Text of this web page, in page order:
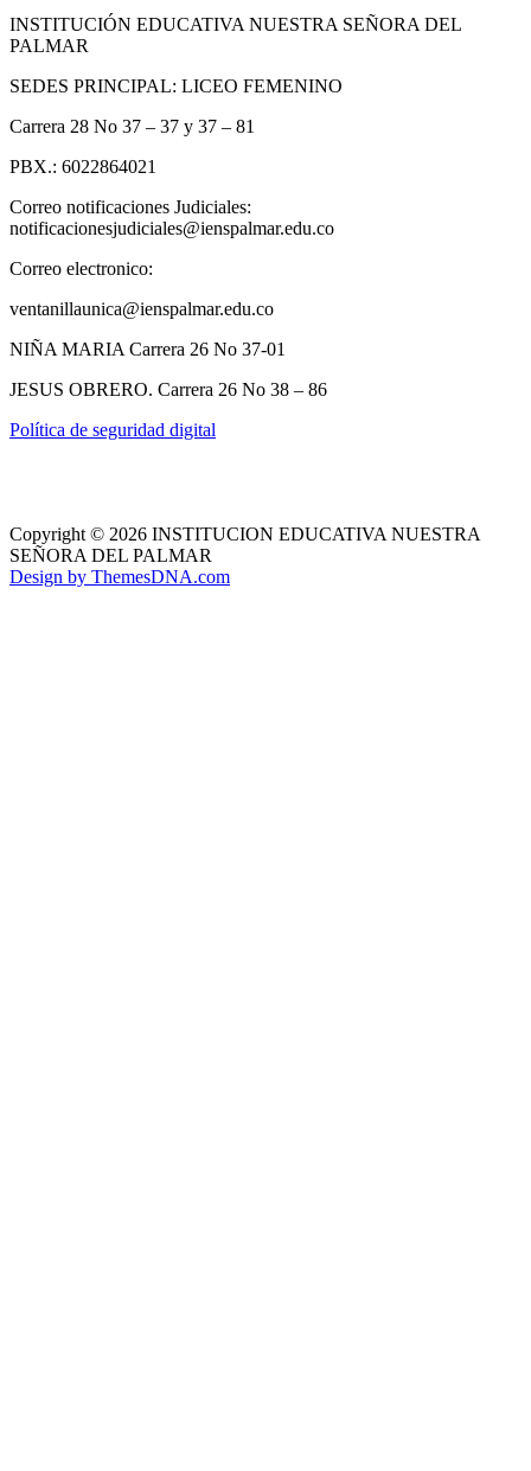
INSTITUCIÓN EDUCATIVA NUESTRA SEÑORA DEL
PALMAR
SEDES PRINCIPAL: LICEO FEMENINO
Carrera 28 No 37 – 37 y 37 – 81
PBX.: 6022864021
Correo notificaciones Judiciales:
notificacionesjudiciales@ienspalmar.edu.co
Correo electronico:
ventanillaunica@ienspalmar.edu.co
NIÑA MARIA Carrera 26 No 37-01
JESUS OBRERO. Carrera 26 No 38 – 86
Política de seguridad digital
Copyright © 2026 INSTITUCION EDUCATIVA NUESTRA
SEÑORA DEL PALMAR
Design by ThemesDNA.com